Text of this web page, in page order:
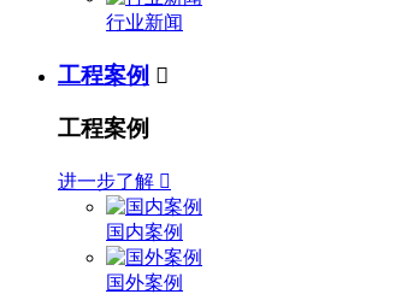
行业新闻
工程案例 
工程案例
进一步了解 
国内案例
国外案例